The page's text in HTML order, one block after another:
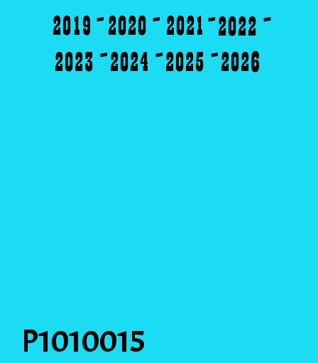
-
- -
-
-
- -
P1010015